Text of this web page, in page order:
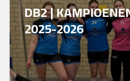
DB2 |
2025-2026